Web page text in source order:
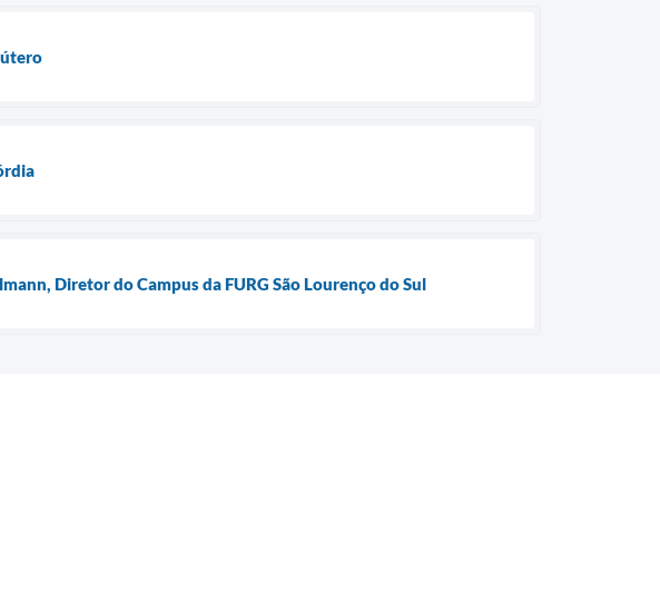
útero
Diretor do Campus da FURG São Lourenço do Sul